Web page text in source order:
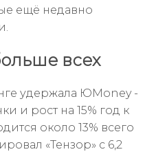
ещё недавно
всех
удержала ЮMoney -
и рост на 15% год к
около 13% всего
«Тензор» с 6,2